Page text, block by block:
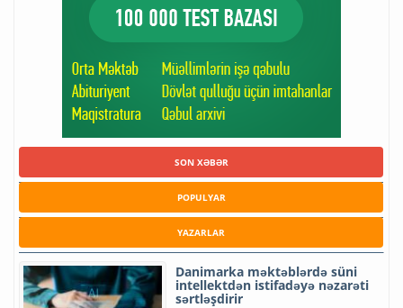
SON XƏBƏR
POPULYAR
YAZARLAR
Danimarka məktəblərdə süni
intellektdən istifadəyə nəzarəti
sərtləşdirir